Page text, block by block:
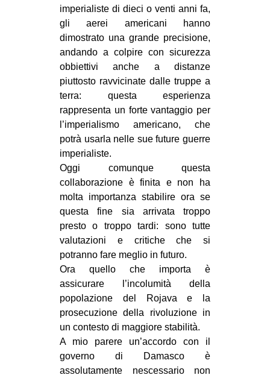
imperialiste di dieci o venti anni fa,
gli aerei americani hanno
dimostrato una grande precisione,
andando a colpire con sicurezza
obbiettivi anche a distanze
piuttosto ravvicinate dalle truppe a
terra: questa esperienza
rappresenta un forte vantaggio per
l’imperialismo americano, che
potrà usarla nelle sue future guerre
imperialiste.
Oggi comunque questa
collaborazione è finita e non ha
molta importanza stabilire ora se
questa fine sia arrivata troppo
presto o troppo tardi: sono tutte
valutazioni e critiche che si
potranno fare meglio in futuro.
Ora quello che importa è
assicurare l’incolumità della
popolazione del Rojava e la
prosecuzione della rivoluzione in
un contesto di maggiore stabilità.
A mio parere un’accordo con il
governo di Damasco è
assolutamente nescessario non